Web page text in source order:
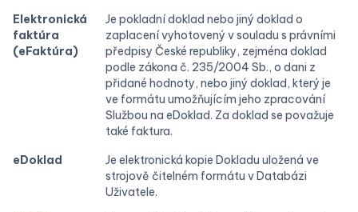
Elektronická
faktúra
(eFaktúra)
Je pokladní doklad nebo jiný doklad o
zaplacení vyhotovený v souladu s právními
předpisy České republiky, zejména doklad
podle zákona č. 235/2004 Sb., o dani z
přidané hodnoty, nebo jiný doklad, který je
ve formátu umožňujícím jeho zpracování
Službou na eDoklad. Za doklad se považuje
také faktura.
eDoklad
Je elektronická kopie Dokladu uložená ve
strojově čitelném formátu v Databázi
Uživatele.